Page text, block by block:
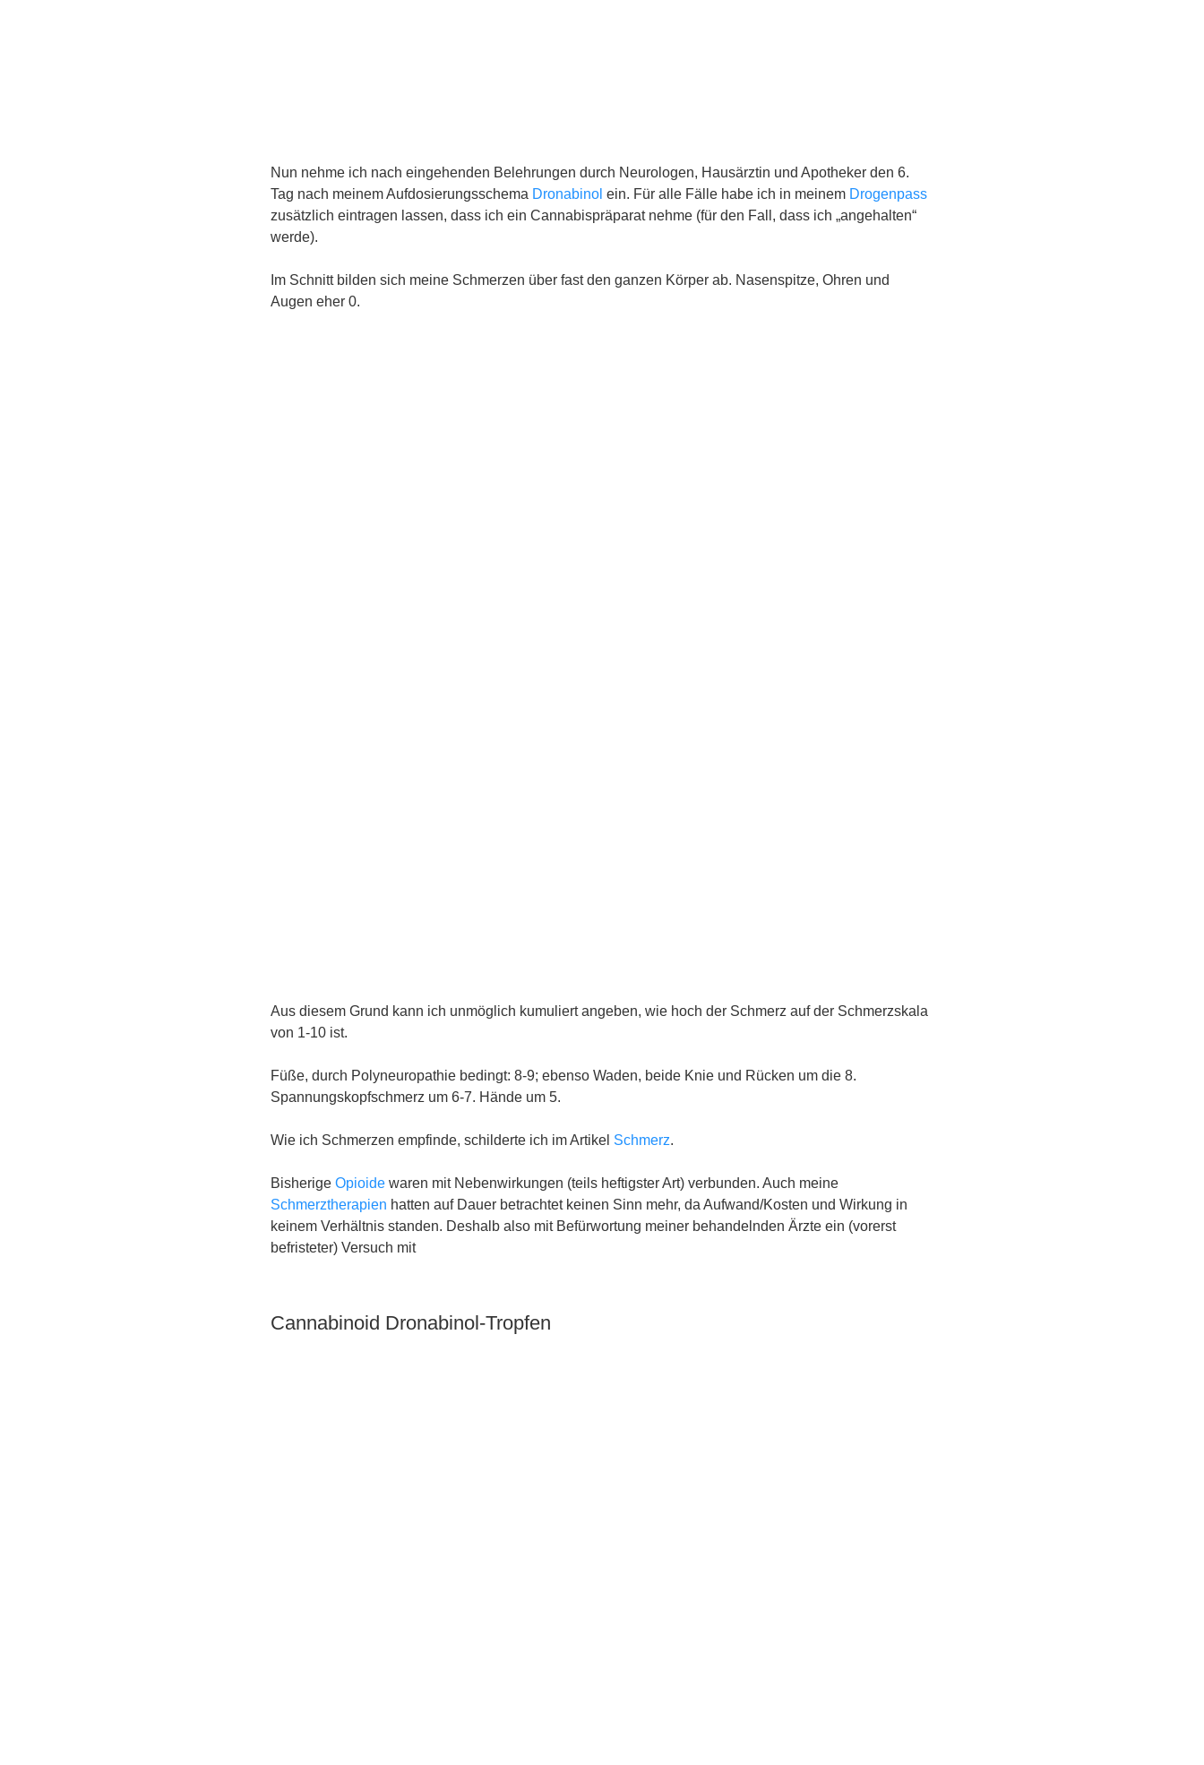
Nun nehme ich nach eingehenden Belehrungen durch Neurologen, Hausärztin und Apotheker den 6.
Tag nach meinem Aufdosierungsschema Dronabinol ein. Für alle Fälle habe ich in meinem Drogenpass
zusätzlich eintragen lassen, dass ich ein Cannabispräparat nehme (für den Fall, dass ich „angehalten“
werde).
Im Schnitt bilden sich meine Schmerzen über fast den ganzen Körper ab. Nasenspitze, Ohren und
Augen eher 0.
Aus diesem Grund kann ich unmöglich kumuliert angeben, wie hoch der Schmerz auf der Schmerzskala
von 1-10 ist.
Füße, durch Polyneuropathie bedingt: 8-9; ebenso Waden, beide Knie und Rücken um die 8.
Spannungskopfschmerz um 6-7. Hände um 5.
Wie ich Schmerzen empfinde, schilderte ich im Artikel Schmerz.
Bisherige Opioide waren mit Nebenwirkungen (teils heftigster Art) verbunden. Auch meine
Schmerztherapien hatten auf Dauer betrachtet keinen Sinn mehr, da Aufwand/Kosten und Wirkung in
keinem Verhältnis standen. Deshalb also mit Befürwortung meiner behandelnden Ärzte ein (vorerst
befristeter) Versuch mit
Cannabinoid Dronabinol-Tropfen